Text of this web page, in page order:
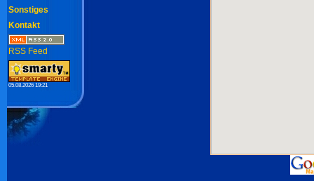
Sonstiges
Kontakt
RSS Feed
05.08.2026 19:21